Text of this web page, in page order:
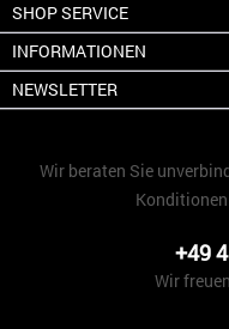
SHOP SERVICE
INFORMATIONEN
NEWSLETTER
Wir beraten Sie
+49
Wir